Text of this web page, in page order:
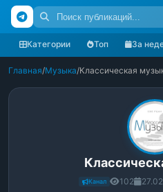
Категории Топ За
Главная/Музыка/Классическая
Канал 102